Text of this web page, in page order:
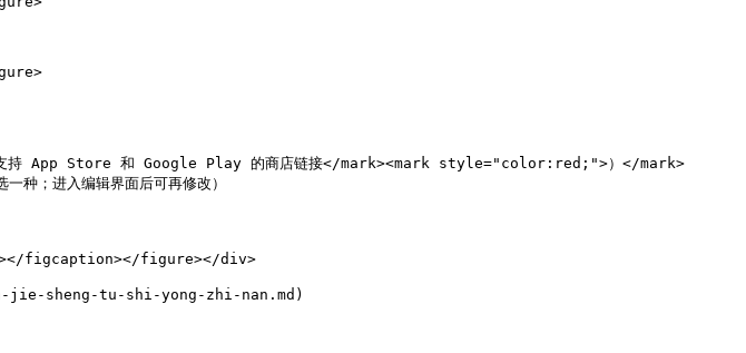
App Store 和 Google Play 的商店链接</mark><mark style="color:red;">）</mark>
进入编辑界面后可再修改）
figcaption></figure></div>
jie-sheng-tu-shi-yong-zhi-nan.md)